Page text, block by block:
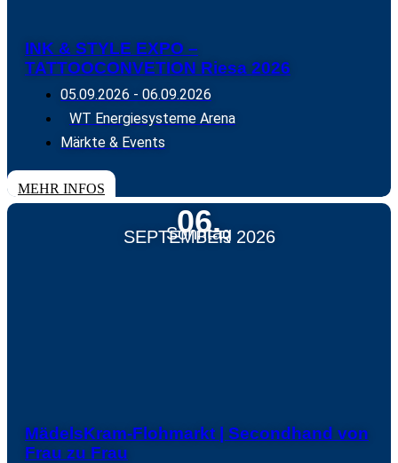
INK & STYLE EXPO –
TATTOOCONVETION Riesa 2026
05.09.2026 - 06.09.2026
WT Energiesysteme Arena
Märkte & Events
TICKETS
MEHR INFOS
06.
SEPTEMBER 2026
Sonntag
MädelsKram-Flohmarkt | Secondhand von
Frau zu Frau